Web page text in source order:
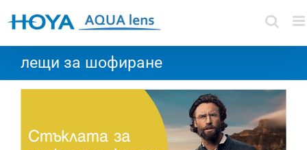
to
content
лещи за шофиране